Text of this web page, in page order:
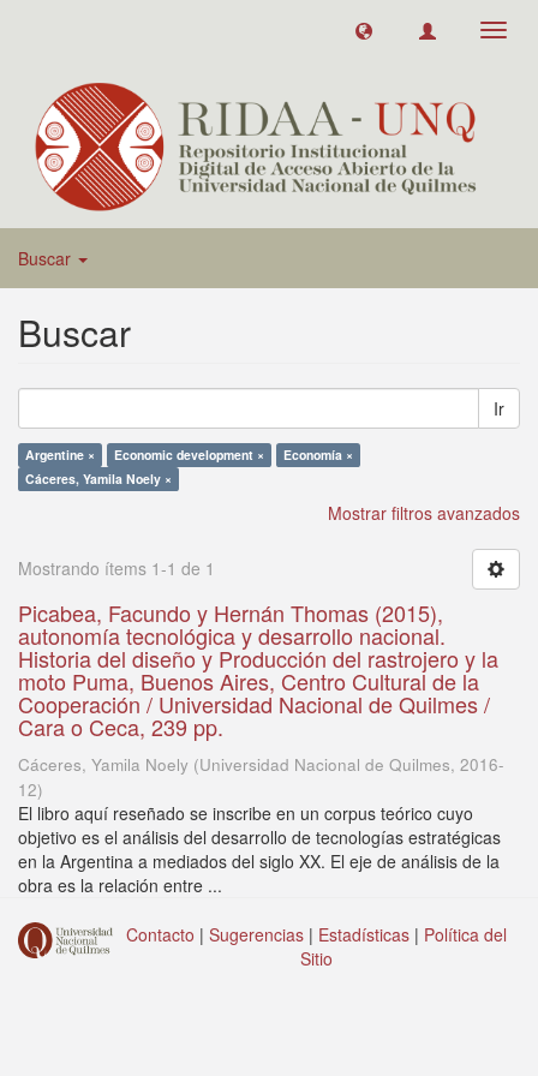
Buscar
Buscar
Ir
Argentine × Economic development ×
Economía ×
Cáceres, Yamila Noely ×
Mostrar filtros avanzados
Mostrando ítems 1-1 de 1
Picabea, Facundo y Hernán Thomas (2015),
autonomía tecnológica y desarrollo nacional.
Historia del diseño y Producción del rastrojero y la
moto Puma, Buenos Aires, Centro Cultural de la
Cooperación / Universidad Nacional de Quilmes /
Cara o Ceca, 239 pp.
Cáceres, Yamila Noely (Universidad Nacional de Quilmes, 2016-
12)
El libro aquí reseñado se inscribe en un corpus teórico cuyo
objetivo es el análisis del desarrollo de tecnologías estratégicas
en la Argentina a mediados del siglo XX. El eje de análisis de la
obra es la relación entre ...
Contacto | Sugerencias | Estadísticas | Política del
Sitio